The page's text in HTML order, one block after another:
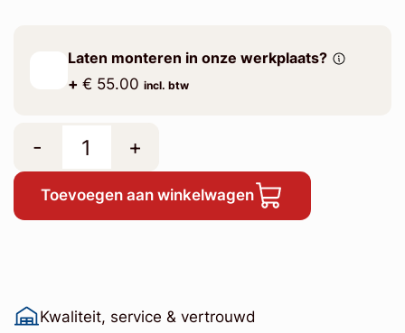
Laten monteren in onze werkplaats?
+ € 55.00 incl. btw
- +
Toevoegen aan winkelwagen
Kwaliteit, service & vertrouwd